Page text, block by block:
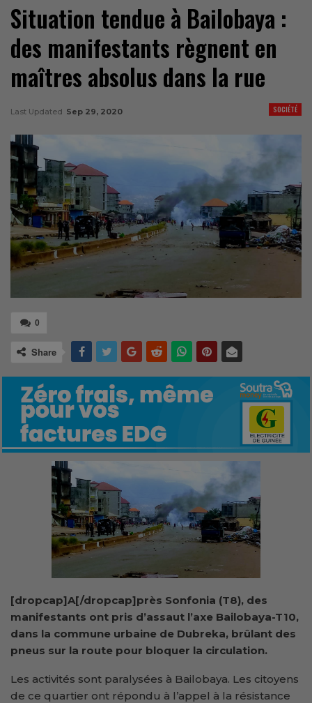
Situation tendue à Bailobaya :
des manifestants règnent en
maîtres absolus dans la rue
SOCIÉTÉ
Last Updated Sep 29, 2020
0
Share
[dropcap]A[/dropcap]près Sonfonia (T8), des
manifestants ont pris d’assaut l’axe Bailobaya-T10,
dans la commune urbaine de Dubreka, brûlant des
pneus sur la route pour bloquer la circulation.
Les activités sont paralysées à Bailobaya. Les citoyens
de ce quartier ont répondu à l’appel à la résistance